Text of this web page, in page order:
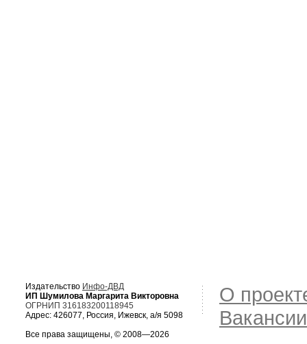
Издательство Инфо-ДВД
ИП Шумилова Маргарита Викторовна
ОГРНИП 316183200118945
Адрес: 426077, Россия, Ижевск, а/я 5098
Все права защищены, © 2008—2026
О
Вакансии